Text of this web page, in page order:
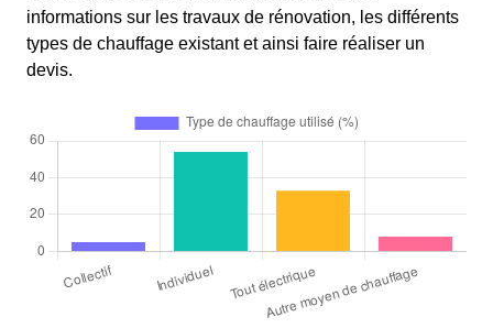
informations sur les travaux de rénovation, les différents
types de chauffage existant et ainsi faire réaliser un
devis.